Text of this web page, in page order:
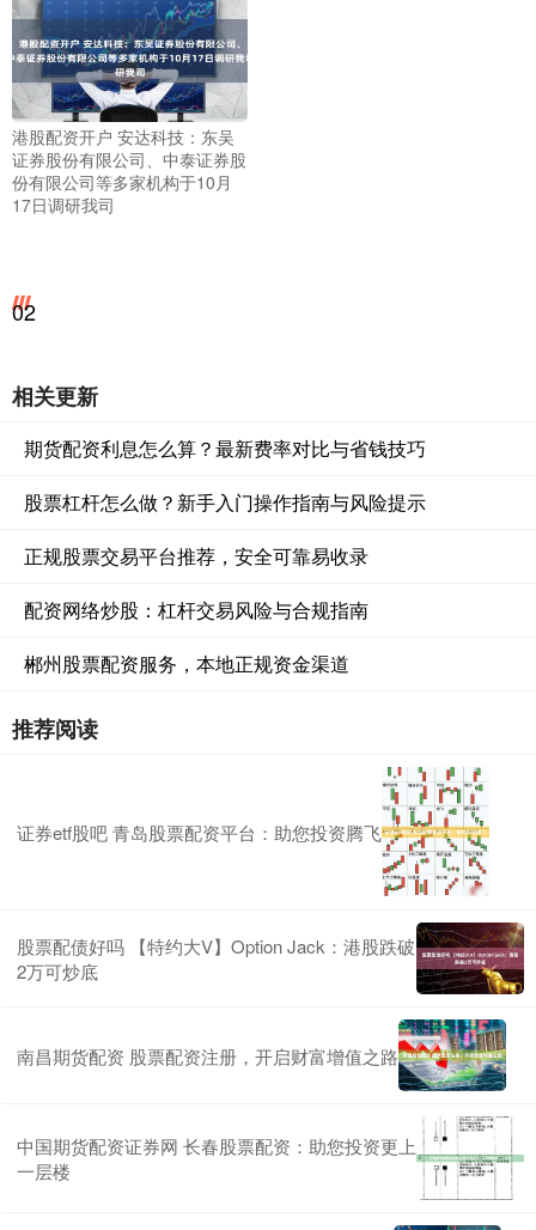
港股配资开户 安达科技：东吴
证券股份有限公司、中泰证券股
份有限公司等多家机构于10月
17日调研我司
02
相关更新
期货配资利息怎么算？最新费率对比与省钱技巧
股票杠杆怎么做？新手入门操作指南与风险提示
正规股票交易平台推荐，安全可靠易收录
配资网络炒股：杠杆交易风险与合规指南
郴州股票配资服务，本地正规资金渠道
推荐阅读
证券etf股吧 青岛股票配资平台：助您投资腾飞
股票配债好吗 【特约大V】Option Jack：港股跌破
2万可炒底
南昌期货配资 股票配资注册，开启财富增值之路
中国期货配资证券网 长春股票配资：助您投资更上
一层楼